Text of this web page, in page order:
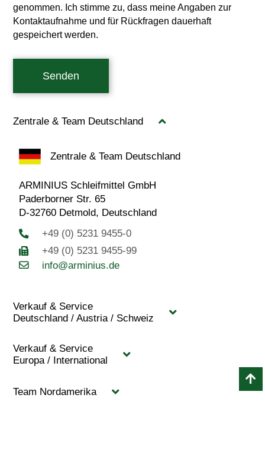
genommen. Ich stimme zu, dass meine Angaben zur
Kontaktaufnahme und für Rückfragen dauerhaft
gespeichert werden.
Senden
Zentrale & Team Deutschland
Zentrale & Team Deutschland
ARMINIUS Schleifmittel GmbH
Paderborner Str. 65
D-32760 Detmold, Deutschland
+49 (0) 5231 9455-0
+49 (0) 5231 9455-99
info@arminius.de
Verkauf & Service
Deutschland / Austria / Schweiz
Verkauf & Service
Europa / International
Team Nordamerika